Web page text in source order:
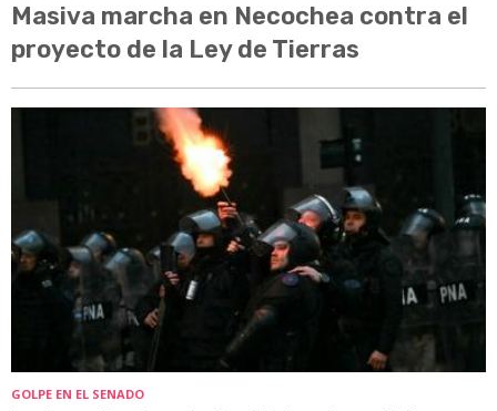
Masiva marcha en Necochea contra el
proyecto de la Ley de Tierras
GOLPE EN EL SENADO